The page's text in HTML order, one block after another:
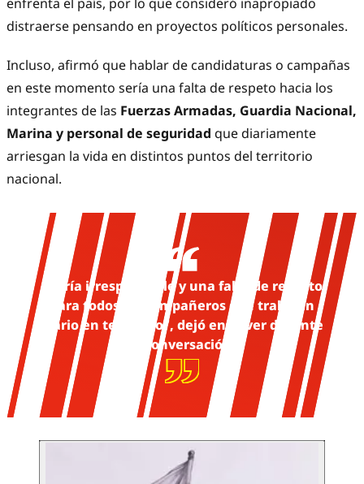
distraerse pensando en proyectos políticos personales.
Incluso, afirmó que hablar de candidaturas o campañas
en este momento sería una falta de respeto hacia los
integrantes de las Fuerzas Armadas, Guardia Nacional,
Marina y personal de seguridad que diariamente
arriesgan la vida en distintos puntos del territorio
nacional.
“Sería irresponsable y una falta de respeto
para todos los compañeros que trabajan
diario en territorio”, dejó entrever durante
la conversación.